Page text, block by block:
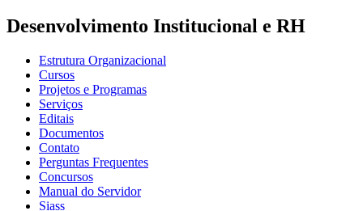
Desenvolvimento Institucional e RH
Estrutura Organizacional
Cursos
Projetos e Programas
Serviços
Editais
Documentos
Contato
Perguntas Frequentes
Concursos
Manual do Servidor
Siass